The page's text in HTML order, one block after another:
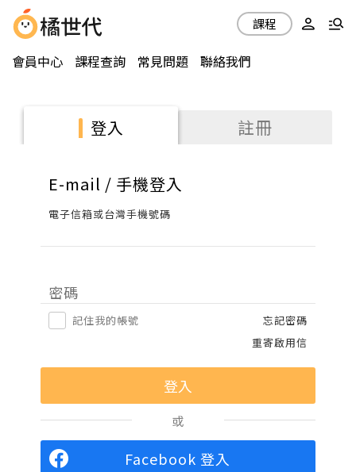
會員中心 課程查詢 常見問題 聯絡我們
課程
登入 註冊
E-mail / 手機登入
電子信箱或台灣手機號碼
密碼
記住我的帳號
忘記密碼
重寄啟用信
或
Facebook 登入